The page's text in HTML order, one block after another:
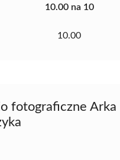
10.00 na 10
10.00
fotograficzne Arka